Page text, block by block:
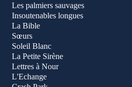
Les palmiers sauvages
Insoutenables longues
La Bible
Sœurs
Soleil Blanc
La Petite Sirène
Lettres à Nour
L'Echange